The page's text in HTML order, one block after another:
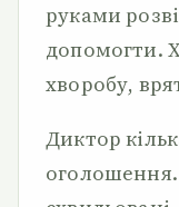
руками
допомогти.
хворобу,
Диктор